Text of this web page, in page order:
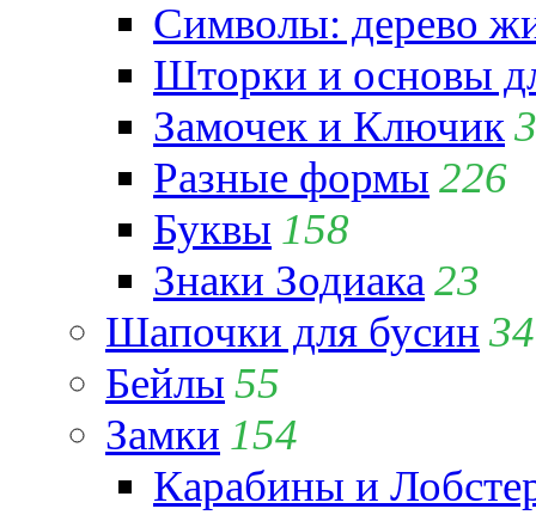
Символы: дерево
Шторки и основы
Замочек и Ключик
Разные формы 226
Буквы 158
Знаки Зодиака 23
Шапочки для бусин 34
Бейлы 55
Замки 154
Карабины и